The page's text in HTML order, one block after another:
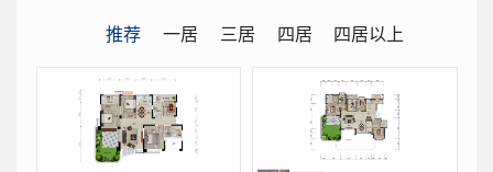
推荐 一居 三居 四居 四居以上